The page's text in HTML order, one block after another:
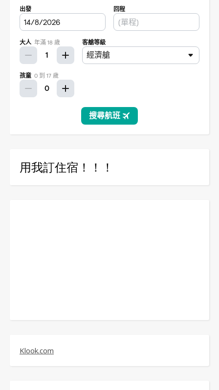
用我訂住宿！！！
Klook.com